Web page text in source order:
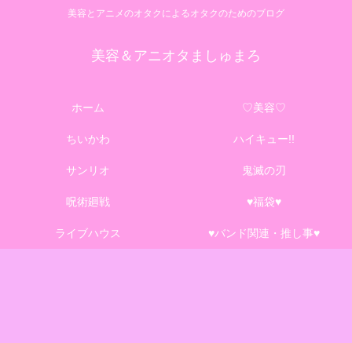
美容とアニメのオタクによるオタクのためのブログ
美容＆アニオタましゅまろ
ホーム ♡美容♡
ちいかわ ハイキュー!!
サンリオ 鬼滅の刃
呪術廻戦 ♥福袋♥
ライブハウス ♥バンド関連・推し事♥